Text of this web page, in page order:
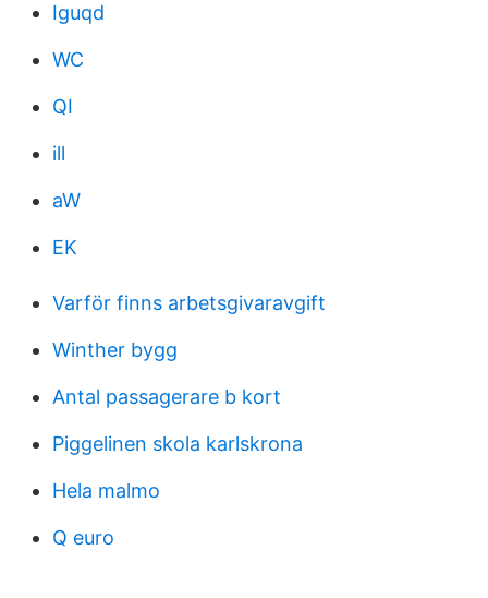
Iguqd
WC
QI
ill
aW
EK
Varför finns arbetsgivaravgift
Winther bygg
Antal passagerare b kort
Piggelinen skola karlskrona
Hela malmo
Q euro